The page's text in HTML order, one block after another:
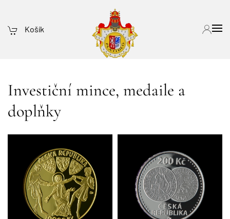
Košík
Investiční mince, medaile a
doplňky